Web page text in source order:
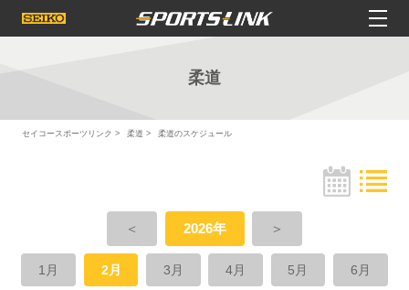
柔道
セイコースポーツリンク 柔道 柔道のスケジュール
＜ 2026年 ＞
1月 2月 3月 4月 5月 6月